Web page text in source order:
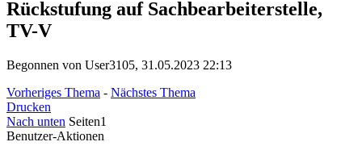
Rückstufung auf Sachbearbeiterstelle,
TV-V
Begonnen von User3105, 31.05.2023 22:13
Vorheriges Thema - Nächstes Thema
Drucken
Nach unten Seiten1
Benutzer-Aktionen